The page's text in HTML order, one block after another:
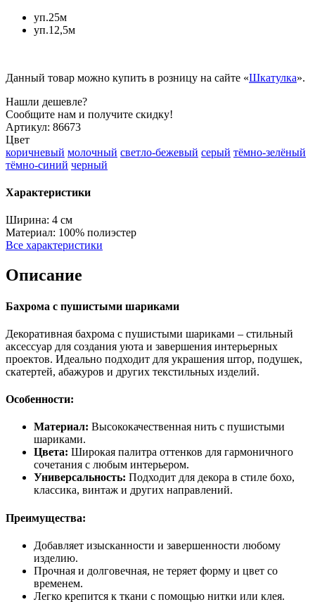
уп.25м
уп.12,5м
Данный товар можно купить в розницу на сайте «Шкатулка».
Нашли дешевле?
Сообщите нам и получите скидку!
Артикул: 86673
Цвет
коричневый молочный светло-бежевый серый тёмно-зелёный
тёмно-синий черный
Характеристики
Ширина: 4 см
Материал: 100% полиэстер
Все характеристики
Описание
Бахрома с пушистыми шариками
Декоративная бахрома с пушистыми шариками – стильный
аксессуар для создания уюта и завершения интерьерных
проектов. Идеально подходит для украшения штор, подушек,
скатертей, абажуров и других текстильных изделий.
Особенности:
Материал: Высококачественная нить с пушистыми
шариками.
Цвета: Широкая палитра оттенков для гармоничного
сочетания с любым интерьером.
Универсальность: Подходит для декора в стиле бохо,
классика, винтаж и других направлений.
Преимущества:
Добавляет изысканности и завершенности любому
изделию.
Прочная и долговечная, не теряет форму и цвет со
временем.
Легко крепится к ткани с помощью нитки или клея.